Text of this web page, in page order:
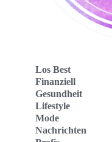
Los Best
Finanziell
Gesundheit
Lifestyle
Mode
Nachrichten